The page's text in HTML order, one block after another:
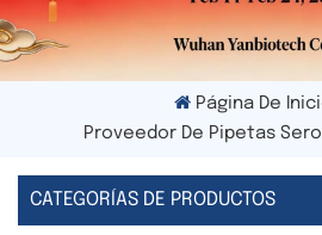
Página De
Proveedor De Pipetas
CATEGORÍAS DE PRODUCTOS